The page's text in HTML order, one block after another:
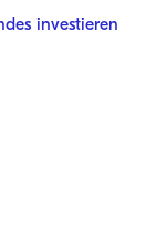
investieren